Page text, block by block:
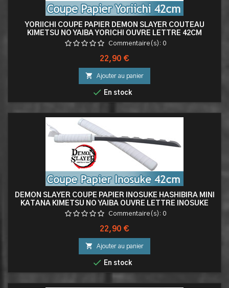
YORIICHI COUPE PAPIER DEMON SLAYER COUTEAU
KIMETSU NO YAIBA YORICHI OUVRE LETTRE 42CM
Commentaire(s): 0
Prix
22,90 €
 Ajouter au panier
 En stock
DEMON SLAYER COUPE PAPIER INOSUKE HASHIBIRA MINI
KATANA KIMETSU NO YAIBA OUVRE LETTRE INOSUKE
Commentaire(s): 0
Prix
22,90 €
 Ajouter au panier
 En stock